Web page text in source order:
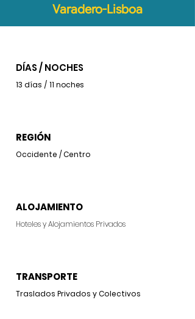
Varadero-Lisboa
DÍAS / NOCHES
13 días / 11 noches
REGIÓN
Occidente / Centro
ALOJAMIENTO
Hoteles y Alojamientos Privados
TRANSPORTE
Traslados Privados y Colectivos